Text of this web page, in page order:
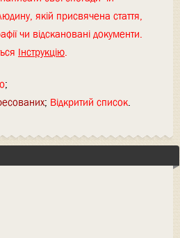
якій присвячена стаття,
чи відскановані документи.
Інструкцію.
Відкритий список